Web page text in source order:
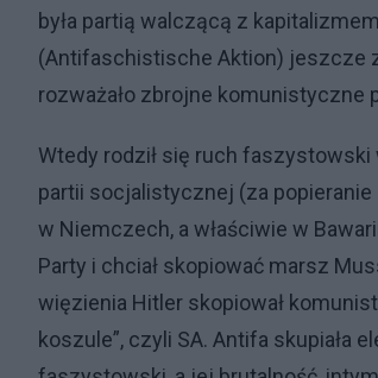
była partią walczącą z
(Antifaschistische Aktion) jeszcze
rozważało zbrojne komunistyczne
Wtedy rodził się ruch faszystowski
partii socjalistycznej (za popieranie
w Niemczech, a właściwie w
Party i chciał skopiować marsz
więzienia Hitler skopiował
koszule”, czyli SA. Antifa skupiała